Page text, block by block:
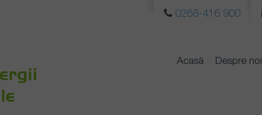
0268-416 900
Acasă Despre noi